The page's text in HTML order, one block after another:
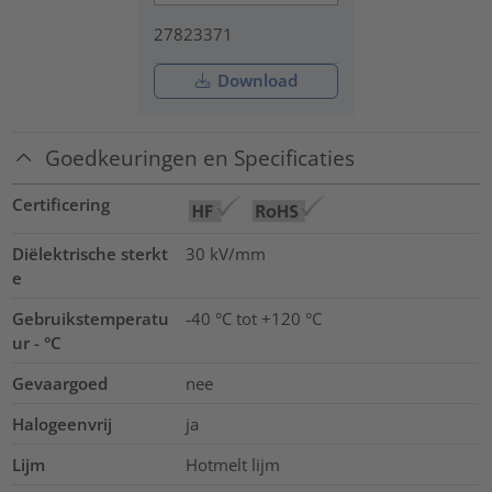
27823371
Download
Goedkeuringen en Specificaties
Certificering
Diëlektrische sterkt
e
30 kV/mm
Gebruikstemperatu
ur - °C
-40 °C tot +120 °C
Gevaargoed
nee
Halogeenvrij
ja
Lijm
Hotmelt lijm